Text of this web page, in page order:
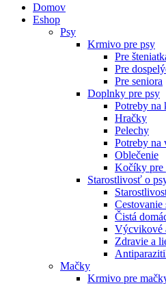
Domov
Eshop
Psy
Krmivo pre psy
Pre
Pre
Pre seniora
Doplnky pre psy
Potreby na
Hračky
Pelechy
Potreby na
Oblečenie
Kočíky pre
Starostlivosť o
Cestovanie
Čistá
Výcvikové
Zdravie a
Mačky
Krmivo pre